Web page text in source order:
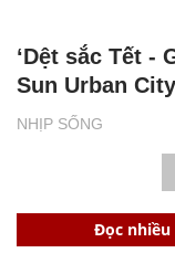
NHỊP SỐNG
‘Dệt sắc Tết -
Sun Urban City
Đọc nhiều